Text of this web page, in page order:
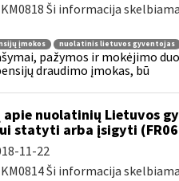
Ši informacija
įmokos nuolatinis lietuvos gyventojas
pažymos ir mokėjimo
draudimo įmokas, bū
apie nuolatinių Lietuvos
statyti arba įsigyti
11-22
Ši informacija